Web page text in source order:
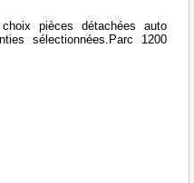
pièces détachées auto
sélectionnées.Parc 1200